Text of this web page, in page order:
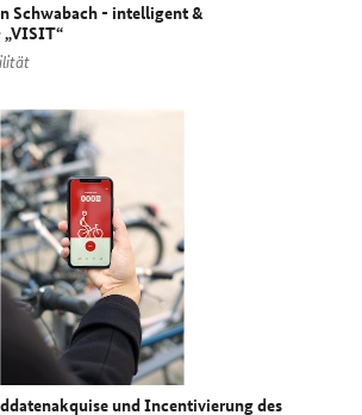
Schwabach - intelligent &
und Incentivierung des